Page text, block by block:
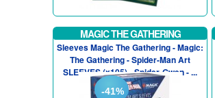
MAGIC THE GATHERING
Sleeves Magic The Gathering - Magic:
The Gathering - Spider-Man Art
SLEEVES (x105) - Spider-Gwen - ...
-41%